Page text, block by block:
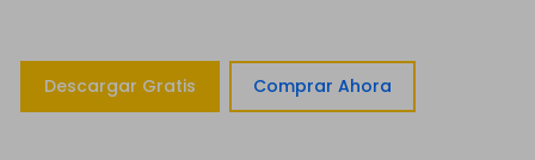
Descargar Gratis Comprar Ahora